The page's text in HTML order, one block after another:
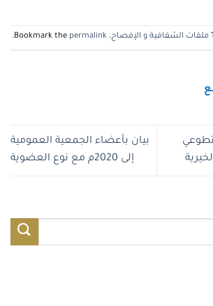
ملفات الشفافية و الإفصاح. Bookmark the
permalink
.
بيان بأعضاء الجمعية العمومية
إلى 2020م مع نوع العضوية